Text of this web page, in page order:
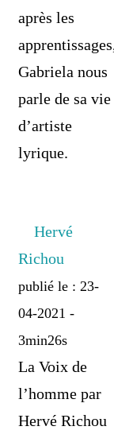
après les
Gabriela nous
parle de sa vie
d’artiste
lyrique.
Hervé
Richou
publié le : 23-
04-2021 -
3min26s
La Voix de
l’homme par
Hervé Richou